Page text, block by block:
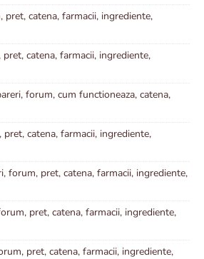
catena, farmacii, ingrediente,
catena, farmacii, ingrediente,
forum, cum functioneaza, catena,
catena, farmacii, ingrediente,
forum, pret, catena, farmacii, ingrediente,
pret, catena, farmacii, ingrediente,
pret, catena, farmacii, ingrediente,